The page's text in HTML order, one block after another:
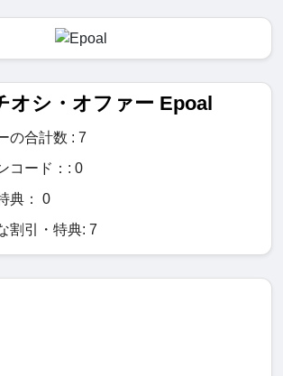
オシ・オファー Epoal
の合計数 : 7
コード：: 0
典： 0
割引・特典: 7